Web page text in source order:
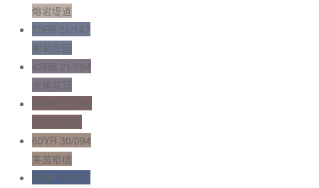
熔岩堤道
70BB 21/147
葡萄庄园
42RB 21/094
鸢尾花冠
60YR 30/094
莱茵暗礁
67BB 14/216